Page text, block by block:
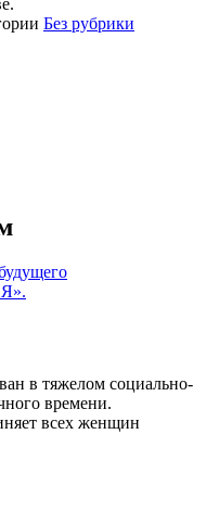
Без рубрики
в тяжелом социально-
времени.
всех женщин